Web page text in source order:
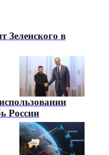
Зеленского в
России